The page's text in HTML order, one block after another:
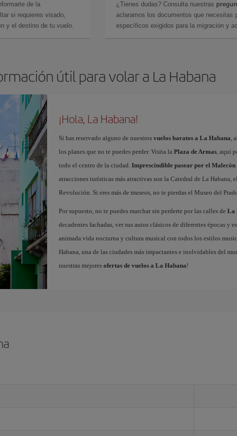
de la
si requieres visado,
y el destino de tu vuelo.
¿Tienes dudas? Consulta nuestras
aclaramos los documentos que
específicos exigidos para la migración y
útil para volar a La Habana
¡Hola, La Habana!
Si has reservado alguno de nuestros vuelos baratos a La Habana,
los planes que no te puedes perder. Visita la Plaza de Armas, aquí
todo el centro de la ciudad. Imprescindible pasear por el Malecón
atracciones turísticas más atractivas son la Catedral de La
Revolución. Si eres más de museos, no te pierdas el Museo del
Por supuesto, no te puedes marchar sin perderte por las calles de La
decadentes fachadas, ver sus autos clásicos de diferentes épocas y
animada vida nocturna y cultura musical con todos los estilos
Habana, una de las ciudades más impactantes e inolvidables del
nuestras mejores ofertas de vuelos a La Habana!